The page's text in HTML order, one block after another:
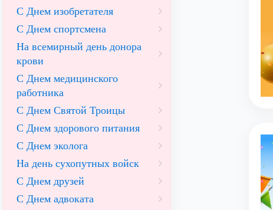
С Днем изобретателя
С Днем спортсмена
На всемирный день донора
крови
С Днем медицинского
работника
С Днем Святой Троицы
С Днем здорового питания
С Днем эколога
На день сухопутных войск
С Днем друзей
С Днем адвоката